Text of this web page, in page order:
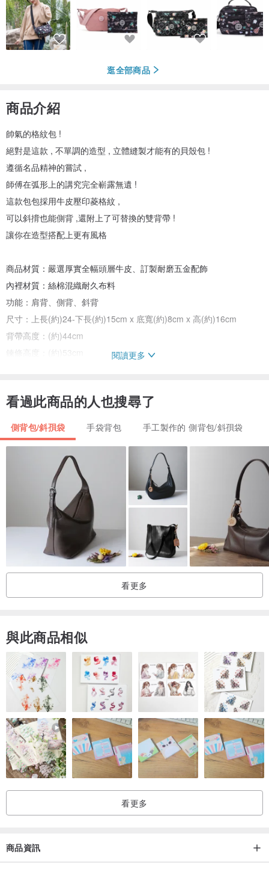
逛全部商品
商品介紹
帥氣的格紋包 !
絕對是這款 , 不單調的造型 , 立體縫製才能有的貝殼包 !
遵循名品精神的嘗試 ,
師傅在弧形上的講究完全嶄露無遺 !
這款包包採用牛皮壓印菱格紋 ,
可以斜揹也能側背 ,還附上了可替換的雙背帶 !
讓你在造型搭配上更有風格
商品材質：嚴選厚實全幅頭層牛皮、訂製耐磨五金配飾
內裡材質：絲棉混織耐久布料
功能：肩背、側背、斜背
尺寸：上長(約)24-下長(約)15cm x 底寬(約)8cm x 高(約)16cm
背帶高度：(約)44cm
鍊條高度：(約)53cm
開口方式：拉鍊
其它配件：La Poche Secrete防塵收納布套x1+鍊帶x1
可否放置A4資料：否
貼心提醒注意事項
1.商品拍攝時因受環境與光線的影響，顏色表現會與實品有些許誤
差，或因各人螢幕顯示器略有差異，實際顏色以實品為準。
2.上方尺寸標示僅供參考，實際尺寸以實品為準。
閱讀更多
看過此商品的人也搜尋了
側背包/斜孭袋 手袋背包 手工製作的 側背包/斜孭袋
看更多
與此商品相似
看更多
商品資訊